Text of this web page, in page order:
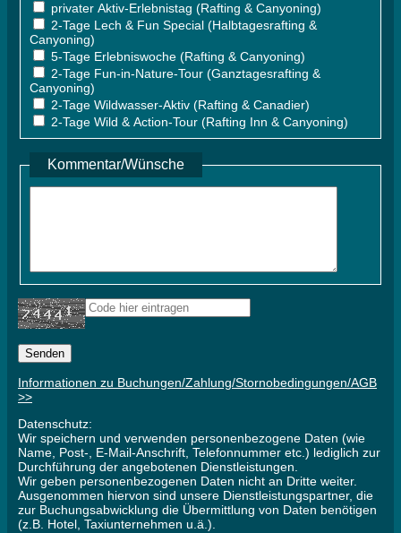
privater Aktiv-Erlebnistag (Rafting & Canyoning)
2-Tage Lech & Fun Special (Halbtagesrafting &
Canyoning)
5-Tage Erlebniswoche (Rafting & Canyoning)
2-Tage Fun-in-Nature-Tour (Ganztagesrafting &
Canyoning)
2-Tage Wildwasser-Aktiv (Rafting & Canadier)
2-Tage Wild & Action-Tour (Rafting Inn & Canyoning)
Kommentar/Wünsche
Informationen zu Buchungen/Zahlung/Stornobedingungen/AGB
>>
Datenschutz:
Wir speichern und verwenden personenbezogene Daten (wie
Name, Post-, E-Mail-Anschrift, Telefonnummer etc.) lediglich zur
Durchführung der angebotenen Dienstleistungen.
Wir geben personenbezogenen Daten nicht an Dritte weiter.
Ausgenommen hiervon sind unsere Dienstleistungspartner, die
zur Buchungsabwicklung die Übermittlung von Daten benötigen
(z.B. Hotel, Taxiunternehmen u.ä.).